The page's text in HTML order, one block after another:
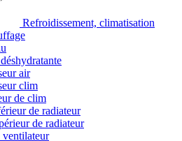
Refroidissement, climatisation
air
clim
de clim
de radiateur
de radiateur